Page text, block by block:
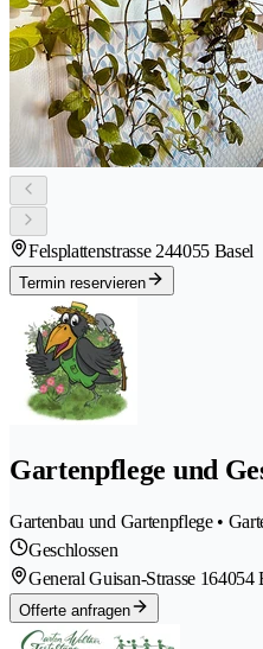
Felsplattenstrasse 244055 Basel
Termin reservieren
Gartenpflege und
Gartenbau und Gartenpflege •
Geschlossen
General Guisan-Strasse 164054
Offerte anfragen